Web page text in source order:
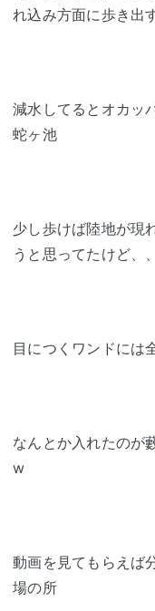
れ込み方面に歩き出
減水してるとオカッ
蛇ヶ池
少し歩けば陸地が現
うと思ってたけど、
目につくワンドには
なんとか入れたのが
w
動画を見てもらえば
場の所